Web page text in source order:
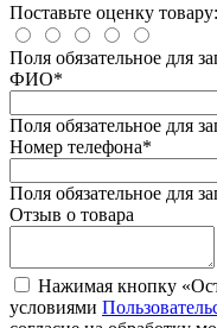
Поставьте оценку товару:
Поля обязательное для
ФИО*
Поля обязательное для
Номер телефона*
Поля обязательное для
Отзыв о товара
Нажимая кнопку
условиями